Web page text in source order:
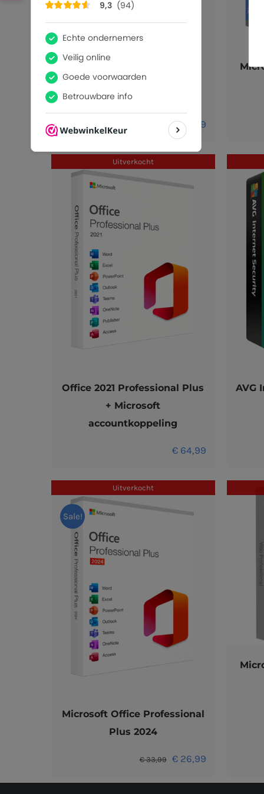
€14,99
Uitverkocht
Office 2021 Professional Plus
+ Microsoft
accountkoppeling
€64,99
AVG
Uitverkocht
Sale!
Microsoft Office Professional
Plus 2024
€33,99
Oorspronkelijke
€26,99Huidige